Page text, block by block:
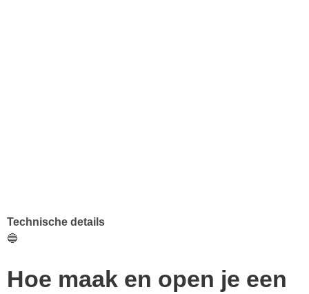
Technische details
🔵
Hoe maak en open je een